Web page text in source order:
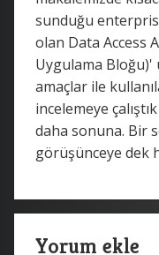
sunduğu
olan Data Access
Uygulama
amaçlar ile
incelemeye
daha sonuna. Bir
görüşünceye dek
Yorum ekle